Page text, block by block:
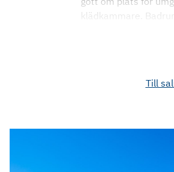
klädkammare.
Till